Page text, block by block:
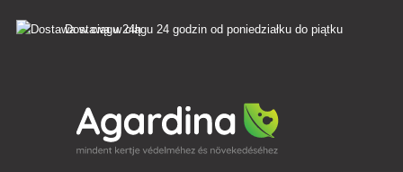
Dostawa w ciągu 24 godzin od poniedziałku do piątku